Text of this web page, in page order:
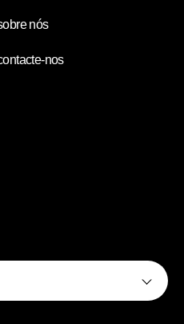
nós
nos